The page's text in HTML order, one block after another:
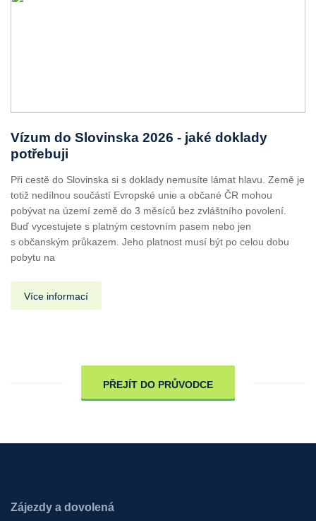
Vízum do Slovinska 2026 - jaké doklady
potřebuji
Při cestě do Slovinska si s doklady nemusíte lámat hlavu. Země je
totiž nedílnou součástí Evropské unie a občané ČR mohou
pobývat na území země do 3 měsíců bez zvláštního povolení.
Buď vycestujete s platným cestovním pasem nebo jen
s občanským průkazem. Jeho platnost musí být po celou dobu
pobytu na
Více informací
PŘEJÍT DO PRŮVODCE
Zájezdy a dovolená